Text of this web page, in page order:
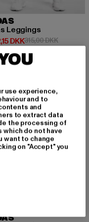
DKK
Leggings
DKK
pris: Fra 192,15 DKK
315,00 DKK
use experience,
and to
and
to extract data
the processing of
which do not have
want to change
on "Accept" you